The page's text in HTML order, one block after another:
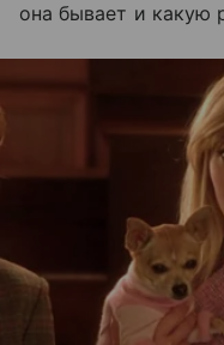
она бывает и какую